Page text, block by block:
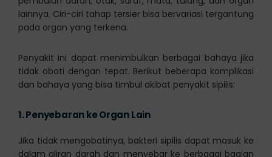
lainnya. Ciri-ciri tahap tersier bisa bervariasi tergantung
pada organ yang terkena.
Penyakit ini dapat menimbulkan berbagai bahaya jika
tidak obati dengan tepat. Berikut beberapa komplikasi
dan bahaya yang bisa timbul akibat penyakit sipilis:
1.Penyebaran ke Organ Lain
Jika tidak mengobatinya, bakteri sipilis dapat masuk ke
dalam aliran darah dan menyebar ke berbagai bagian